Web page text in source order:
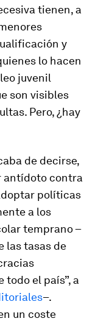
tienen, a
y
lo hacen
juvenil
son visibles
Pero, ¿hay
de decirse,
antídoto contra
políticas
a los
temprano –
las tasas de
todo el país”, a
–.
un coste